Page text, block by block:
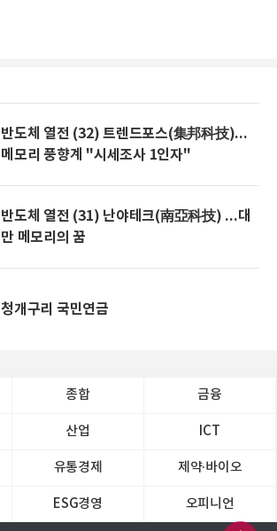
반도체 열전 (32) 트렌드포스(集邦科技)...
메모리 풍향계 "시세조사 1인자"
반도체 열전 (31) 난야테크(南亞科技) ...대
만 메모리의 꿈
청개구리 국민연금
종합 금융
산업 ICT
유통경제 제약∙바이오
ESG경영 오피니언